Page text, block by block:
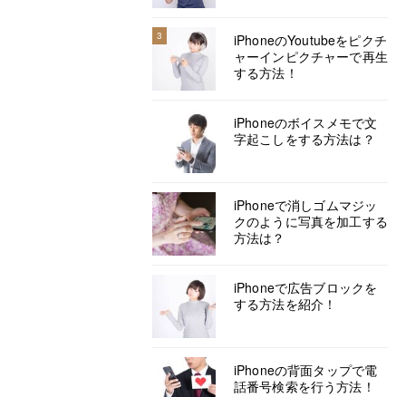
3
iPhoneのYoutubeをピクチ
ャーインピクチャーで再生
する方法！
iPhoneのボイスメモで文
字起こしをする方法は？
iPhoneで消しゴムマジッ
クのように写真を加工する
方法は？
iPhoneで広告ブロックを
する方法を紹介！
iPhoneの背面タップで電
話番号検索を行う方法！